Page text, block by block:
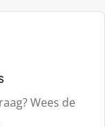
Wees de